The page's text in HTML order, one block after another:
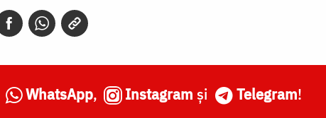
WhatsApp, Instagram și Telegram!